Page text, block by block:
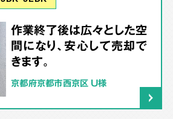
作業終了後は広々とした空
間になり、安心して売却で
きます。
京都府京都市西京区 U様